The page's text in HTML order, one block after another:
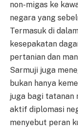
non-migas ke
negara yang
Termasuk di
kesepakatan
pertanian dan
Sarmuji juga
bukan hanya
juga bagi tatanan
aktif diplomasi
menyebut peran